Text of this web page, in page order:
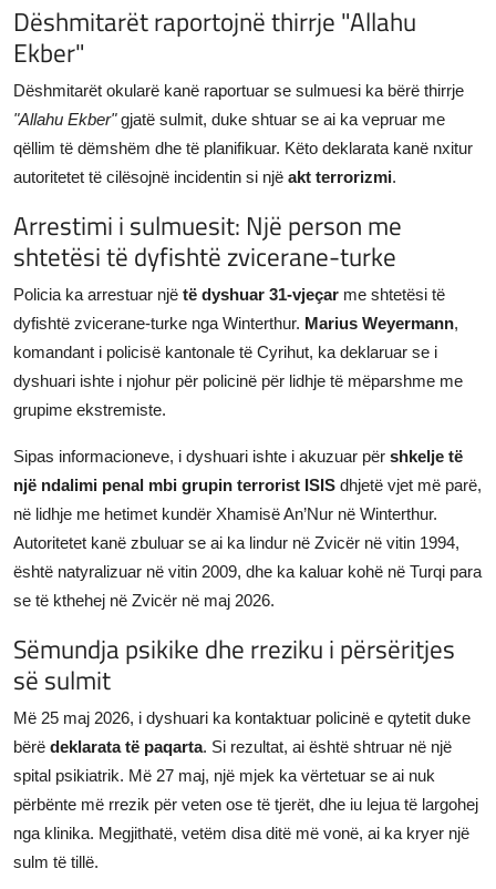
Dëshmitarët raportojnë thirrje "Allahu
Ekber"
Dëshmitarët okularë kanë raportuar se sulmuesi ka bërë thirrje
"Allahu Ekber"gjatë sulmit, duke shtuar se ai ka vepruar me
qëllim të dëmshëm dhe të planifikuar. Këto deklarata kanë nxitur
autoritetet të cilësojnë incidentin si një akt terrorizmi.
Arrestimi i sulmuesit: Një person me
shtetësi të dyfishtë zvicerane-turke
Policia ka arrestuar një të dyshuar 31-vjeçar me shtetësi të
dyfishtë zvicerane-turke nga Winterthur. Marius Weyermann,
komandant i policisë kantonale të Cyrihut, ka deklaruar se i
dyshuari ishte i njohur për policinë për lidhje të mëparshme me
grupime ekstremiste.
Sipas informacioneve, i dyshuari ishte i akuzuar për shkelje të
një ndalimi penal mbi grupin terrorist ISIS dhjetë vjet më parë,
në lidhje me hetimet kundër Xhamisë An’Nur në Winterthur.
Autoritetet kanë zbuluar se ai ka lindur në Zvicër në vitin 1994,
është natyralizuar në vitin 2009, dhe ka kaluar kohë në Turqi para
se të kthehej në Zvicër në maj 2026.
Sëmundja psikike dhe rreziku i përsëritjes
së sulmit
Më 25 maj 2026, i dyshuari ka kontaktuar policinë e qytetit duke
bërë deklarata të paqarta. Si rezultat, ai është shtruar në një
spital psikiatrik. Më 27 maj, një mjek ka vërtetuar se ai nuk
përbënte më rrezik për veten ose të tjerët, dhe iu lejua të largohej
nga klinika. Megjithatë, vetëm disa ditë më vonë, ai ka kryer një
sulm të tillë.